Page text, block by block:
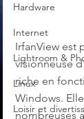
Hardware
Internet
Lightroom &
Linux
Loisir et
IrfanView est
visionneuse
riche en
Windows.
nombreuses